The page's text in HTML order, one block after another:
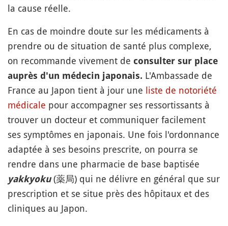
la cause réelle.
En cas de moindre doute sur les médicaments à
prendre ou de situation de santé plus complexe,
on recommande vivement de consulter sur place
auprès d'un médecin japonais. L'Ambassade de
France au Japon tient à jour une liste de notoriété
médicale pour accompagner ses ressortissants à
trouver un docteur et communiquer facilement
ses symptômes en japonais. Une fois l'ordonnance
adaptée à ses besoins prescrite, on pourra se
rendre dans une pharmacie de base baptisée
yakkyoku(薬局) qui ne délivre en général que sur
prescription et se situe près des hôpitaux et des
cliniques au Japon.